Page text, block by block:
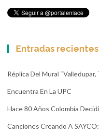
Entradas recientes
Réplica Del Mural
Encuentra En La UPC
Hace 80 Años Colombia
Canciones Creando A